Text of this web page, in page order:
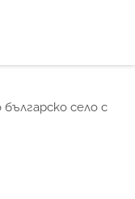
село с